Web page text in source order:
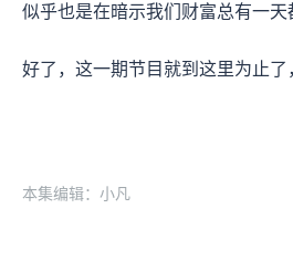
似乎也是在暗示我们财富总有一天
好了，这一期节目就到这里为止了
本集编辑：小凡